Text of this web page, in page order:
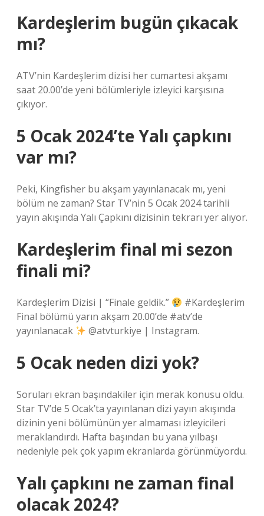
Kardeşlerim bugün çıkacak
mı?
ATV’nin Kardeşlerim dizisi her cumartesi akşamı
saat 20.00’de yeni bölümleriyle izleyici karşısına
çıkıyor.
5 Ocak 2024’te Yalı çapkını
var mı?
Peki, Kingfisher bu akşam yayınlanacak mı, yeni
bölüm ne zaman? Star TV’nin 5 Ocak 2024 tarihli
yayın akışında Yalı Çapkını dizisinin tekrarı yer alıyor.
Kardeşlerim final mi sezon
finali mi?
Kardeşlerim Dizisi | “Finale geldik.”
#Kardeşlerim
Final bölümü yarın akşam 20.00’de #atv’de
yayınlanacak
@atvturkiye | Instagram.
5 Ocak neden dizi yok?
Soruları ekran başındakiler için merak konusu oldu.
Star TV’de 5 Ocak’ta yayınlanan dizi yayın akışında
dizinin yeni bölümünün yer almaması izleyicileri
meraklandırdı. Hafta başından bu yana yılbaşı
nedeniyle pek çok yapım ekranlarda görünmüyordu.
Yalı çapkını ne zaman final
olacak 2024?